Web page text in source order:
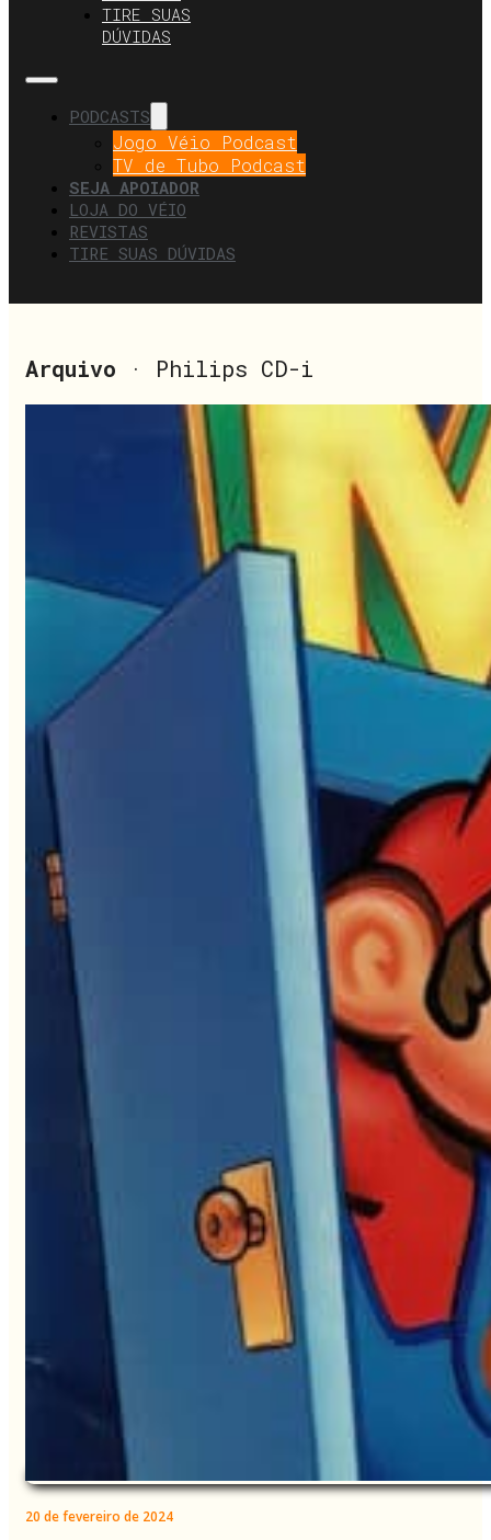
TIRE SUAS
DÚVIDAS
PODCASTS
Jogo Véio Podcast
TV de Tubo Podcast
SEJA APOIADOR
LOJA DO VÉIO
REVISTAS
TIRE SUAS DÚVIDAS
Arquivo · Philips CD-i
20 de fevereiro de 2024